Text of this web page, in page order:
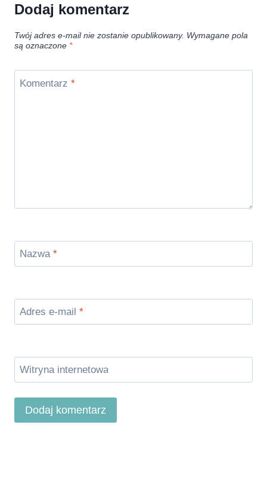
Dodaj komentarz
Twój adres e-mail nie zostanie opublikowany. Wymagane pola
są oznaczone *
Komentarz *
Nazwa *
Adres e-mail *
Witryna internetowa